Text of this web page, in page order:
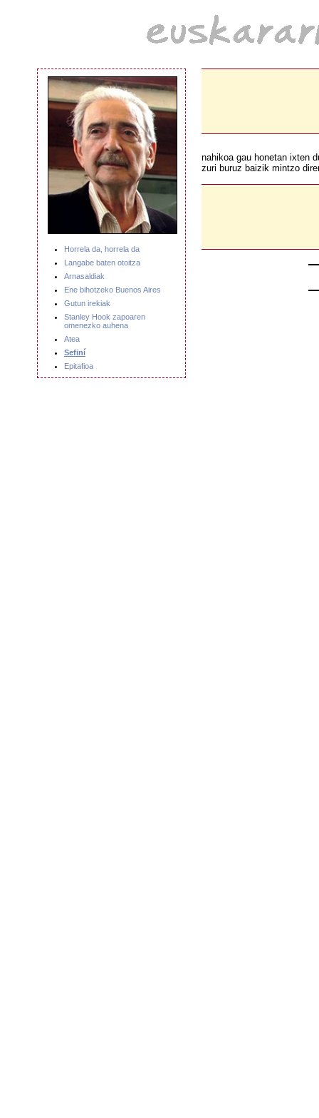
Horrela da, horrela da
Langabe baten otoitza
Arnasaldiak
Ene bihotzeko Buenos Aires
Gutun irekiak
Stanley Hook zapoaren
omenezko auhena
Atea
Sefiní
Epitafioa
nahikoa gau honetan ixten
zuri buruz baizik mintzo